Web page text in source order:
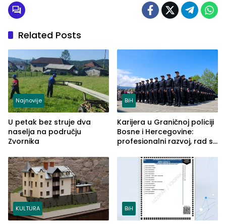
Related Posts
Najnovije
U petak bez struje dva
naselja na području
Zvornika
BiH
Karijera u Graničnoj policiji
Bosne i Hercegovine:
profesionalni razvoj, rad sa
služba građanima
KULTURA BiH